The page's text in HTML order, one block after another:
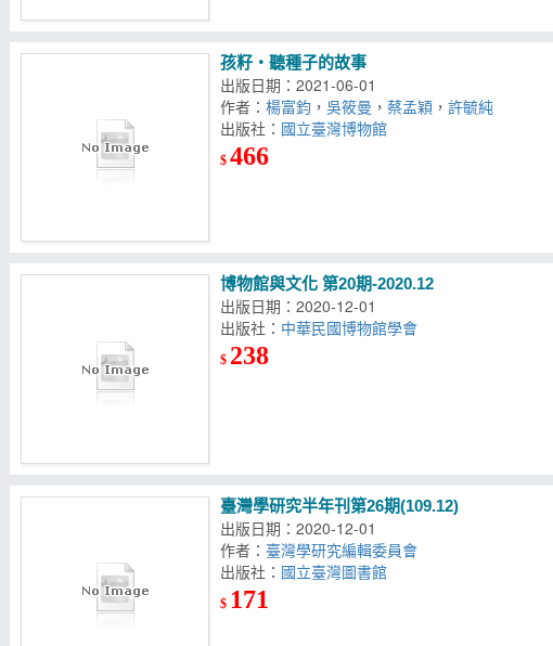
孩籽‧聽種子的故事
出版日期：2021-06-01
作者：楊富鈞 ，吳筱曼 ，蔡孟穎 ，許毓純
出版社：
$466
博物館與文化 第20期-2020.12
出版日期：2020-12-01
出版社：
$ 238
臺灣學研究半年刊第26期(109.12)
出版日期：2020-12-01
作者： 臺灣學研究編輯委員會
出版社：
$ 171